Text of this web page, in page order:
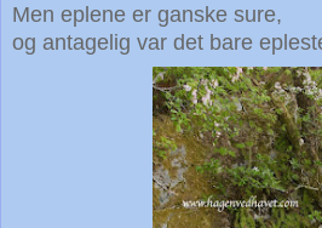
Men eplene er ganske sure,
og antagelig var det bare